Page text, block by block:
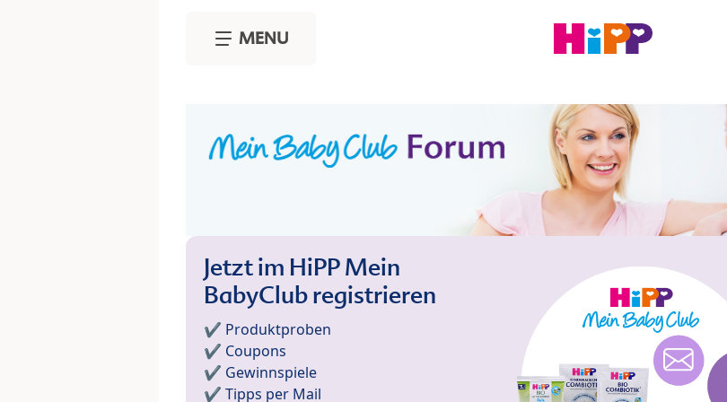
MENU
Jetzt im HiPP Mein
BabyClub registrieren
✔️ Produktproben
✔️ Coupons
✔️ Gewinnspiele
✔️ Tipps per Mail